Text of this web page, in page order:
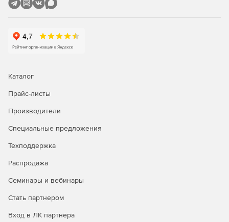
Использование разнообразных инструментов
подключение к серверам и браузеру.
автоматизации бизнес-процессов.
Автоматизация исправления неполадок; запуск
Интеграция со службой HelpDesk для
тенденций производительности, использования и
пропускной способности сети.
Каталог
Прайс-листы
Производители
Специальные предложения
Техподдержка
Распродажа
Семинары и вебинары
Стать партнером
Вход в ЛК партнера